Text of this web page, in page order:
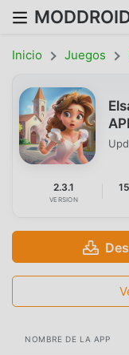
Inicio Juegos
2.3.1
VERSION
NOMBRE DE LA APP